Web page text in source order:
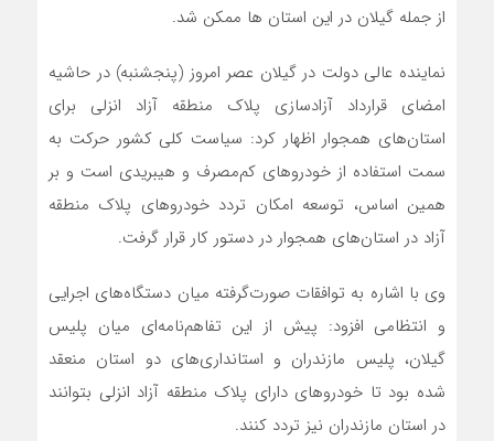
از جمله گیلان در این استان ها ممکن شد.
نماینده عالی دولت در گیلان عصر امروز (پنجشنبه) در حاشیه
امضای قرارداد آزادسازی پلاک منطقه آزاد انزلی برای
استان‌های همجوار اظهار کرد: سیاست کلی کشور حرکت به
سمت استفاده از خودروهای کم‌مصرف و هیبریدی است و بر
همین اساس، توسعه امکان تردد خودروهای پلاک منطقه
آزاد در استان‌های همجوار در دستور کار قرار گرفت.
وی با اشاره به توافقات صورت‌گرفته میان دستگاه‌های اجرایی
و انتظامی افزود: پیش از این تفاهم‌نامه‌ای میان پلیس
گیلان، پلیس مازندران و استانداری‌های دو استان منعقد
شده بود تا خودروهای دارای پلاک منطقه آزاد انزلی بتوانند
در استان مازندران نیز تردد کنند.